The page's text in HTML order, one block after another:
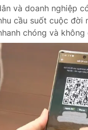
và doanh nghiệp
cầu suốt cuộc đời
chóng và không